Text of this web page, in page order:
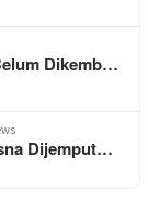
Dikemb…
Dijemput…